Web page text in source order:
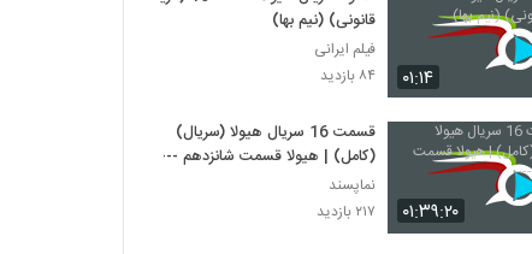
۰۱:۱۴
قانونی) (نیم بها)
فیلم ایرانی
۸۴ بازدید
۰۱:۳۹:۲۰
قسمت 16 سریال هیولا (سریال)
(کامل) | هیولا قسمت شانزدهم ----
نماپسند
۲۱۷ بازدید